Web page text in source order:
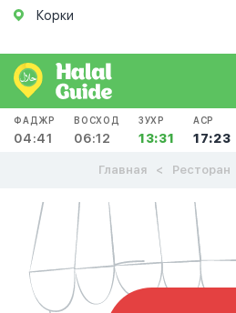
Корки
ФАДЖР
04:41
ВОСХОД
06:12
ЗУХР
13:31
АСР
17:23
Главная Ресторан